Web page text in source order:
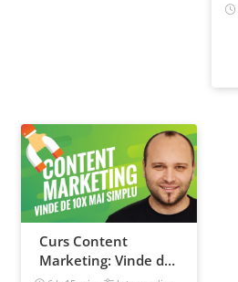
Curs Content
Marketing: Vinde de